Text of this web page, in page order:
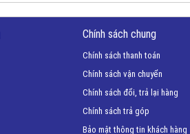
Chính sách chung
Chính sách thanh toán
Chính sách vận chuyển
Chính sách đổi, trả lại hàng
Chính sách trả góp
Bảo mật thông tin khách hàng